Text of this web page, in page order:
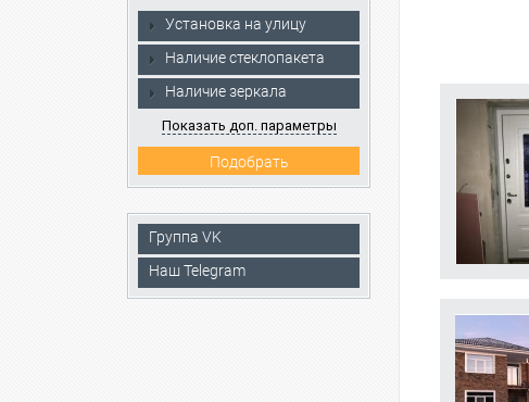
Установка на улицу
Наличие стеклопакета
Наличие зеркала
Показать доп. параметры
Группа VK
Наш Telegram